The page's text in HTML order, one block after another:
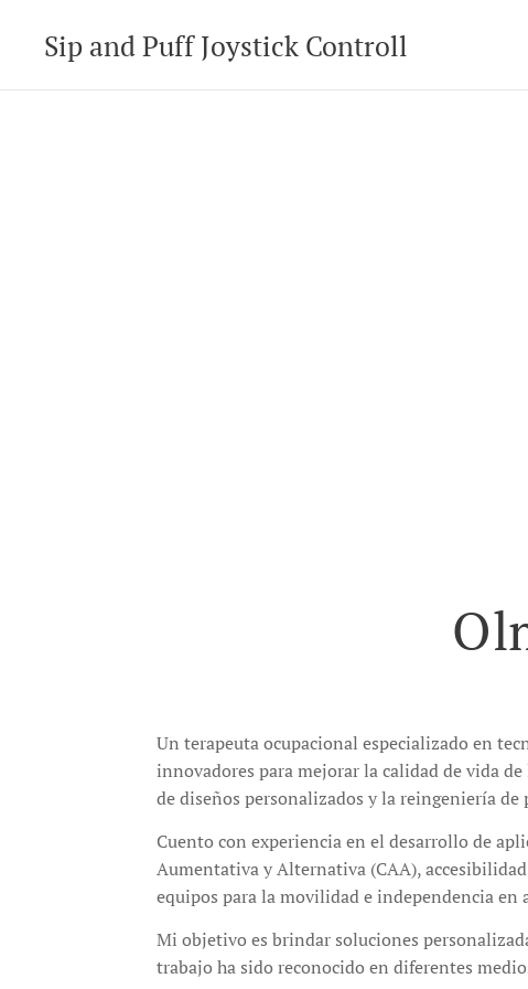
Sip and Puff Joystick Controll
Un terapeuta ocupacional especializado en
innovadores para mejorar la calidad de vida
de diseños personalizados y la reingeniería
Cuento con experiencia en el desarrollo de
Aumentativa y Alternativa (CAA),
equipos para la movilidad e independencia
Mi objetivo es brindar soluciones
trabajo ha sido reconocido en diferentes